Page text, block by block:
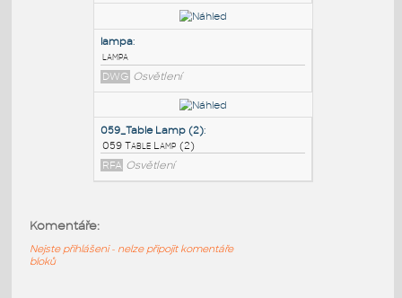
189_Holtkoetter_C-8420
189 Holtkoetter C-8420
RFA
187_Holtkoetter_C-8330:
187 Holtkoetter C-8330
RFA Osvětlení
Komentáře:
Nejste přihlášeni - nelze připojit komentáře
bloků